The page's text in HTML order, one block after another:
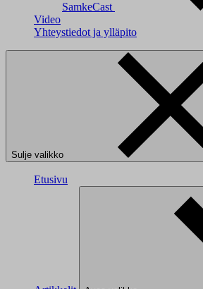
SamkeCast
Video
Yhteystiedot ja ylläpito
Sulje valikko
Etusivu